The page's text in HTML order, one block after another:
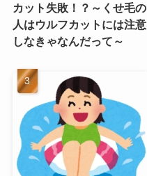
カット失敗！？～くせ毛の
人はウルフカットには注意
しなきゃなんだって～